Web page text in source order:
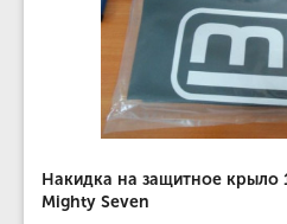
Накидка на защитное
Mighty Seven